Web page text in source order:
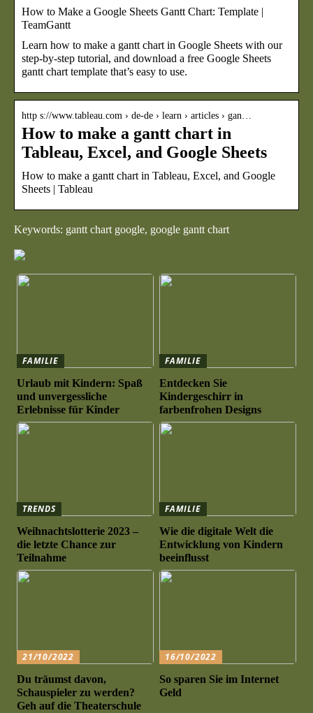
How to Make a Google Sheets Gantt Chart: Template |
TeamGantt
Learn how to make a gantt chart in Google Sheets with our
step-by-step tutorial, and download a free Google Sheets
gantt chart template that’s easy to use.
http s://www.tableau.com › de-de › learn › articles › gan…
How to make a gantt chart in
Tableau, Excel, and Google Sheets
How to make a gantt chart in Tableau, Excel, and Google
Sheets | Tableau
Keywords: gantt chart google, google gantt chart
FAMILIE
Urlaub mit Kindern: Spaß
und unvergessliche
Erlebnisse für Kinder
FAMILIE
Entdecken Sie
Kindergeschirr in
farbenfrohen Designs
TRENDS
Weihnachtslotterie 2023 –
die letzte Chance zur
Teilnahme
FAMILIE
Wie die digitale Welt die
Entwicklung von Kindern
beeinflusst
21/10/2022
Du träumst davon,
Schauspieler zu werden?
Geh auf die Theaterschule
16/10/2022
So sparen Sie im Internet
Geld